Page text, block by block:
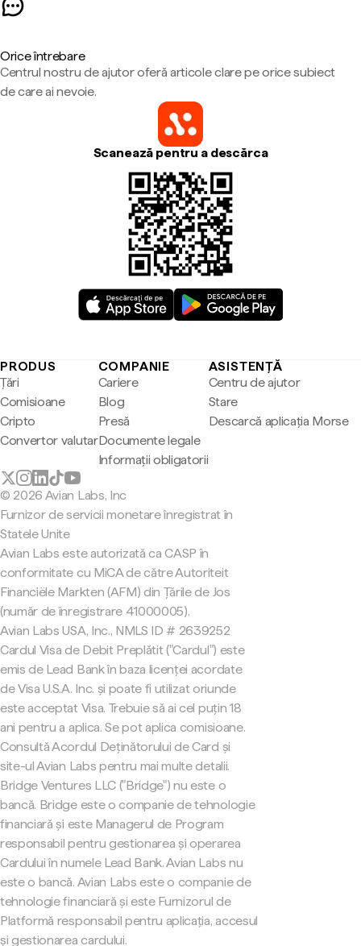
Orice întrebare
Centrul nostru de ajutor oferă articole clare pe orice subiect
de care ai nevoie.
Scanează pentru a descărca
PRODUS
Țări
Comisioane
Cripto
Convertor valutar
COMPANIE
Cariere
Blog
Presă
Documente legale
Informații obligatorii
ASISTENȚĂ
Centru de ajutor
Stare
Descarcă aplicația Morse
© 2026 Avian Labs, Inc
Furnizor de servicii monetare înregistrat în
Statele Unite
Avian Labs este autorizată ca CASP în
conformitate cu MiCA de către Autoriteit
Financiële Markten (AFM) din Țările de Jos
(număr de înregistrare 41000005).
Avian Labs USA, Inc., NMLS ID # 2639252
Cardul Visa de Debit Preplătit ("Cardul") este
emis de Lead Bank în baza licenței acordate
de Visa U.S.A. Inc. și poate fi utilizat oriunde
este acceptat Visa. Trebuie să ai cel puțin 18
ani pentru a aplica. Se pot aplica comisioane.
Consultă Acordul Deținătorului de Card și
site-ul Avian Labs pentru mai multe detalii.
Bridge Ventures LLC ("Bridge") nu este o
bancă. Bridge este o companie de tehnologie
financiară și este Managerul de Program
responsabil pentru gestionarea și operarea
Cardului în numele Lead Bank. Avian Labs nu
este o bancă. Avian Labs este o companie de
tehnologie financiară și este Furnizorul de
Platformă responsabil pentru aplicația, accesul
și gestionarea cardului.